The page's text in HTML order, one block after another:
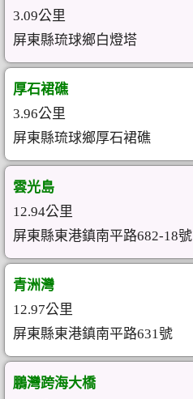
3.09公里
屏東縣琉球鄉白燈塔
厚石裙礁
3.96公里
屏東縣琉球鄉厚石裙礁
雲光島
12.94公里
屏東縣東港鎮南平路682-18號
青洲灣
12.97公里
屏東縣東港鎮南平路631號
鵬灣跨海大橋